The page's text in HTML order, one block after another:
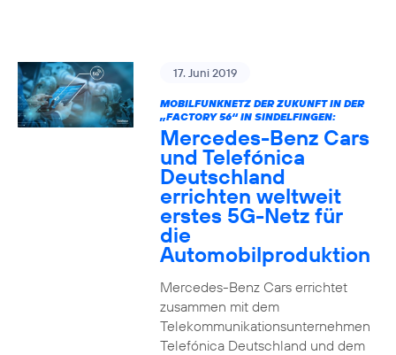
17. Juni 2019
MOBILFUNKNETZ DER ZUKUNFT IN DER
„FACTORY 56“ IN SINDELFINGEN:
Mercedes-Benz Cars
und Telefónica
Deutschland
errichten weltweit
erstes 5G-Netz für
die
Automobilproduktion
Mercedes-Benz Cars errichtet
zusammen mit dem
Telekommunikationsunternehmen
Telefónica Deutschland und dem